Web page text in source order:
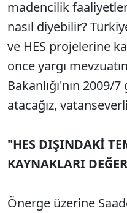
madencilik
nasıl diyebilir?
ve HES projelerine
önce yargı
Bakanlığı'nın 2009/
atacağız,
"HES DIŞINDAKİ
KAYNAKLARI
Önerge üzerine